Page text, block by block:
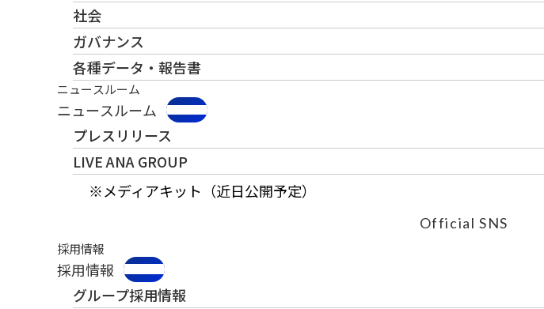
社会
ガバナンス
各種データ・報告書
ニュースルーム
ニュースルーム
プレスリリース
LIVE ANA GROUP
※メディアキット（近日公開予定）
Official SNS
採用情報
採用情報
グループ採用情報